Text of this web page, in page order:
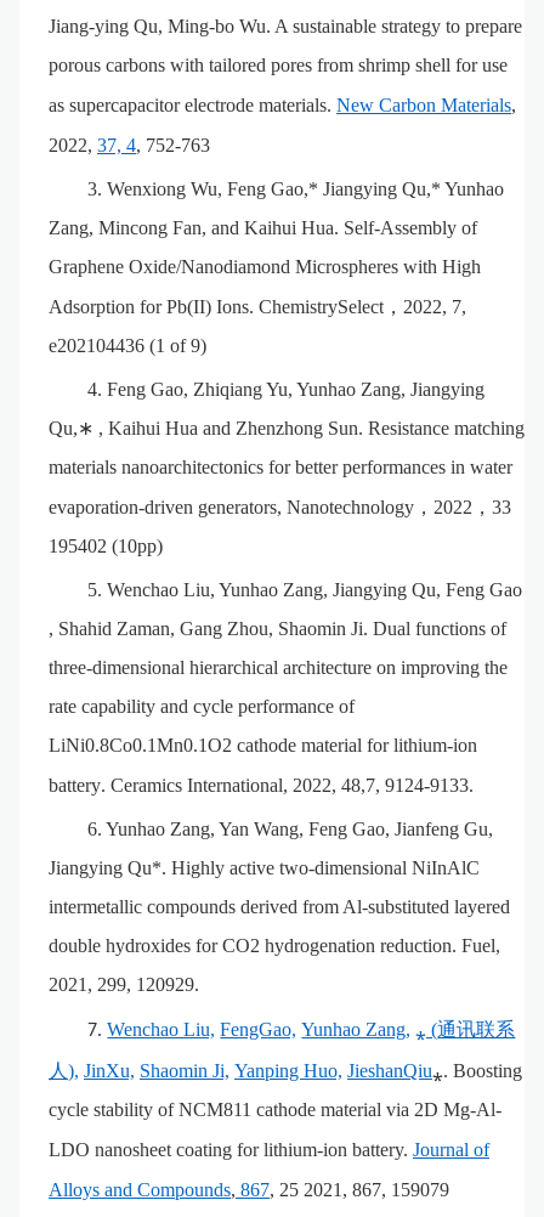
Jiang-ying Qu, Ming-bo Wu. A sustainable strategy to prepare
porous carbons with tailored pores from shrimp shell for use
as supercapacitor electrode materials. New Carbon Materials,
2022, 37, 4, 752-763
3.Wenxiong Wu, Feng Gao,* Jiangying Qu,* Yunhao
Zang, Mincong Fan, and Kaihui Hua. Self-Assembly of
Graphene Oxide/Nanodiamond Microspheres with High
Adsorption for Pb(II) Ions. ChemistrySelect ， 2022, 7,
e202104436 (1 of 9)
4.Feng Gao, Zhiqiang Yu, Yunhao Zang, Jiangying
Qu,∗ , Kaihui Hua and Zhenzhong Sun. Resistance matching
materials nanoarchitectonics for better performances in water
evaporation-driven generators, Nanotechnology ， 2022 ， 33
195402 (10pp)
5.Wenchao Liu, Yunhao Zang, Jiangying Qu, Feng Gao
, Shahid Zaman, Gang Zhou, Shaomin Ji. Dual functions of
three-dimensional hierarchical architecture on improving the
rate capability and cycle performance of
LiNi0.8Co0.1Mn0.1O2 cathode material for lithium-ion
battery. Ceramics International, 2022, 48,7, 9124-9133.
6.Yunhao Zang, Yan Wang, Feng Gao, Jianfeng Gu,
Jiangying Qu*. Highly active two-dimensional NiInAlC
intermetallic compounds derived from Al-substituted layered
double hydroxides for CO2 hydrogenation reduction. Fuel,
2021, 299, 120929.
7. Wenchao Liu, FengGao, Yunhao Zang, ⁎ (通讯联系
人), JinXu, Shaomin Ji, Yanping Huo, JieshanQiu⁎. Boosting
cycle stability of NCM811 cathode material via 2D Mg-Al-
LDO nanosheet coating for lithium-ion battery. Journal of
Alloys and Compounds, 867, 25 2021, 867, 159079